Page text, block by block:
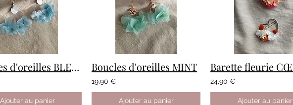
Boucles d'oreilles BLEU PASTEL
Ajouter au panier
Boucles d'oreilles MINT
19,90 €
Ajouter au panier
24,90 €
Ajouter au panier